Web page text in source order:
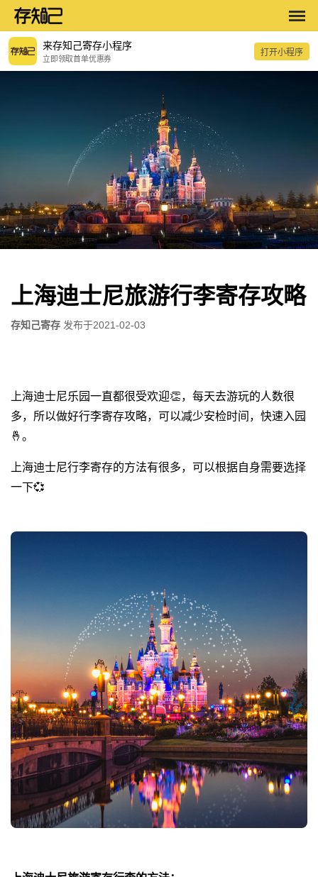
来存知己寄存小程序
立即领取首单优惠券
打开小程序
上海迪士尼旅游行李寄存攻略
存知己寄存 发布于2021-02-03
上海迪士尼乐园一直都很受欢迎👏，每天去游玩的人数很
多，所以做好行李寄存攻略，可以减少安检时间，快速入园
🤞 。
上海迪士尼行李寄存的方法有很多，可以根据自身需要选择
一下💞